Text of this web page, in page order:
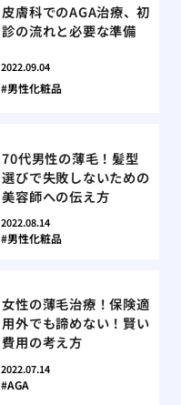
皮膚科でのAGA治療、初
診の流れと必要な準備
2022.09.04
男性化粧品
70代男性の薄毛！髪型
選びで失敗しないための
美容師への伝え方
2022.08.14
男性化粧品
女性の薄毛治療！保険適
用外でも諦めない！賢い
費用の考え方
2022.07.14
AGA